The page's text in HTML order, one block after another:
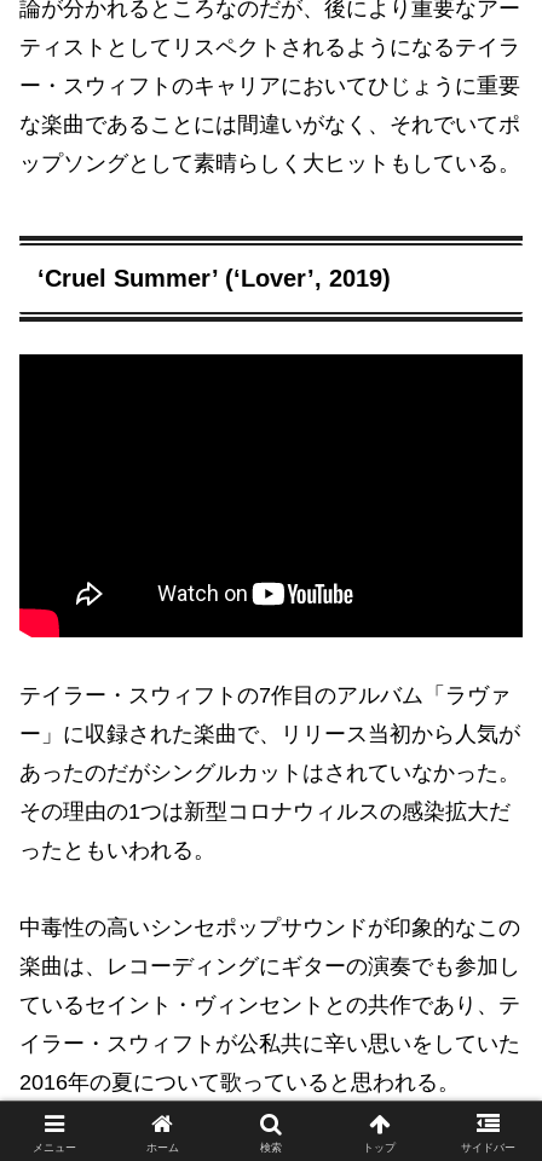
論が分かれるところなのだが、後により重要なアー
ティストとしてリスペクトされるようになるテイラ
ー・スウィフトのキャリアにおいてひじょうに重要
な楽曲であることには間違いがなく、それでいてポ
ップソングとして素晴らしく大ヒットもしている。
‘Cruel Summer’ (‘Lover’, 2019)
テイラー・スウィフトの7作目のアルバム「ラヴァ
ー」に収録された楽曲で、リリース当初から人気が
あったのだがシングルカットはされていなかった。
その理由の1つは新型コロナウィルスの感染拡大だ
ったともいわれる。
中毒性の高いシンセポップサウンドが印象的なこの
楽曲は、レコーディングにギターの演奏でも参加し
ているセイント・ヴィンセントとの共作であり、テ
イラー・スウィフトが公私共に辛い思いをしていた
2016年の夏について歌っていると思われる。
メニュー ホーム 検索 トップ サイドバー